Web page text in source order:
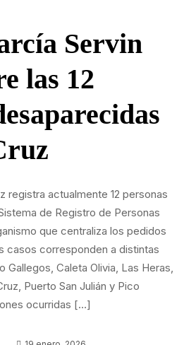
Servin
las 12
registra actualmente 12 personas
de Registro de Personas
que centraliza los pedidos
casos corresponden a distintas
Gallegos, Caleta Olivia, Las Heras,
Puerto San Julián y Pico
ocurridas […]